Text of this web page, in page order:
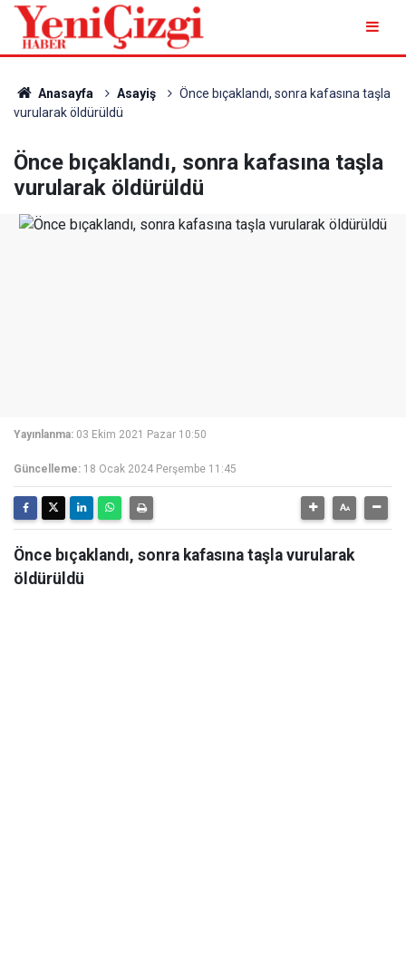
Anasayfa Asayiş
Önce bıçaklandı, sonra kafasına taşla
vurularak öldürüldü
Önce bıçaklandı, sonra kafasına taşla
vurularak öldürüldü
Yayınlanma: 03 Ekim 2021 Pazar 10:50
Güncelleme: 18 Ocak 2024 Perşembe 11:45
Önce bıçaklandı, sonra kafasına taşla vurularak
öldürüldü